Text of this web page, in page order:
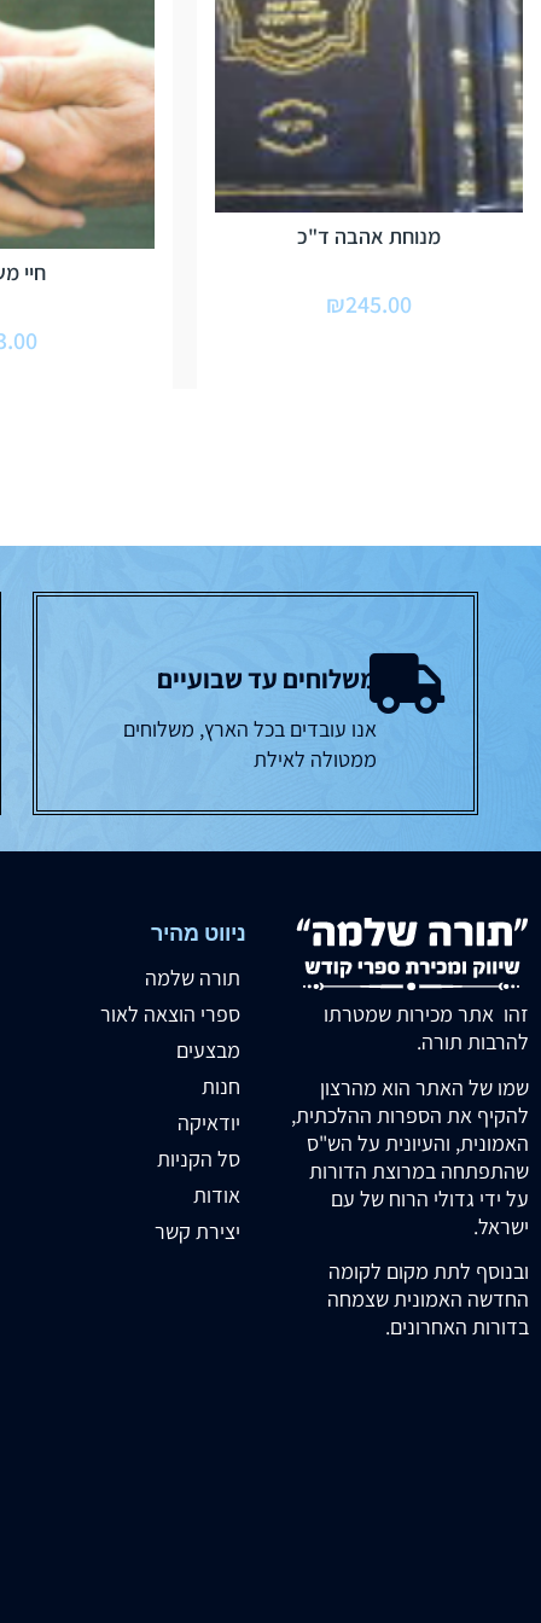
מנוחת אהבה ד"כ
₪245.00
חיי
משלוחים עד שבועיים
אנו עובדים בכל הארץ, משלוחים
ממטולה לאילת
זהו אתר מכירות שמטרתו
להרבות תורה.
שמו של האתר הוא מהרצון
להקיף את הספרות ההלכתית,
האמונית, והעיונית על הש"ס
שהתפתחה במרוצת הדורות
על ידי גדולי הרוח של עם
ישראל.
ובנוסף לתת מקום לקומה
החדשה האמונית שצמחה
בדורות האחרונים.
ניווט מהיר
תורה שלמה
ספרי הוצאה לאור
מבצעים
חנות
יודאיקה
סל הקניות
אודות
יצירת קשר